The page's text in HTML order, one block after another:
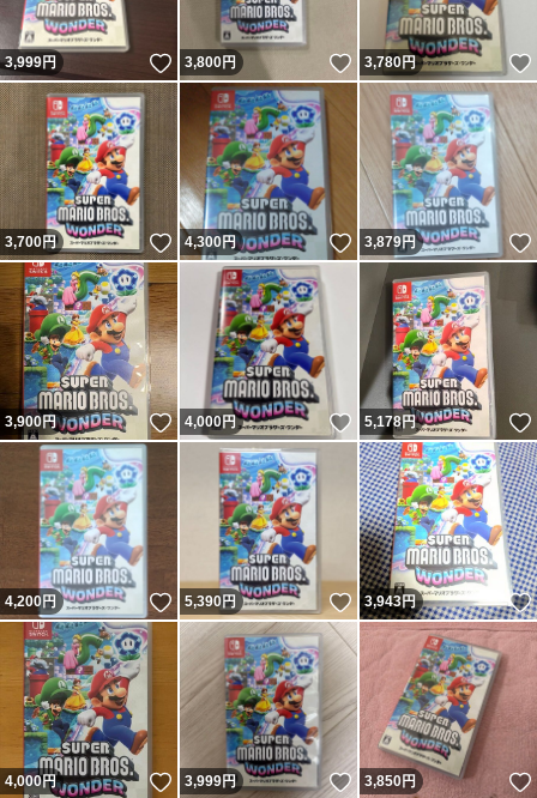
3,999円 いいね！
3,800円 いいね！
3,780円
3,700円 いいね！
4,300円 いいね！
3,879円
3,900円 いいね！
4,000円 いいね！
5,178円
4,200円 いいね！
5,390円 いいね！
3,943円
4,000円 いいね！
3,999円 いいね！
3,850円